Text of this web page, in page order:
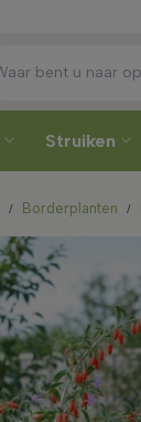
Struiken
Borderplanten